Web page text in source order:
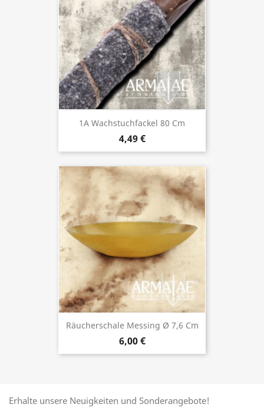
1A Wachstuchfackel 80 Cm
4,49 €
Räucherschale Messing Ø 7,6 Cm
6,00 €
Erhalte unsere Neuigkeiten und Sonderangebote!